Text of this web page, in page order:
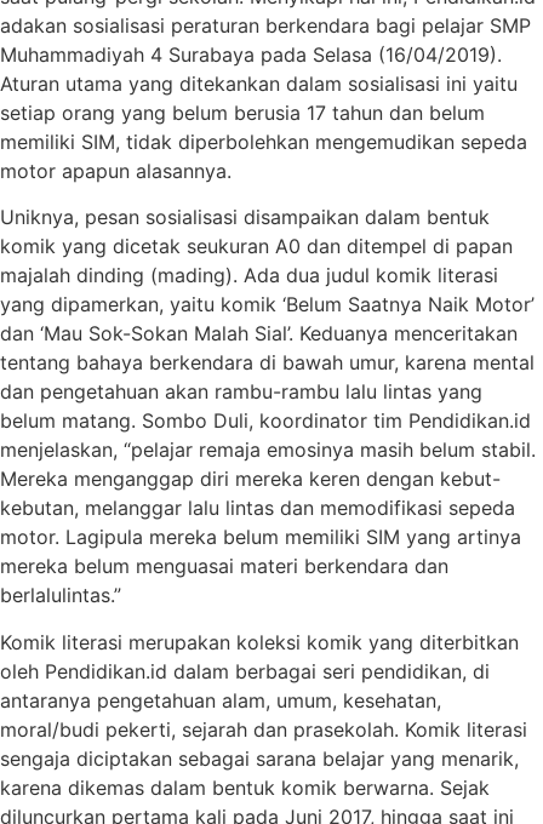
adakan sosialisasi peraturan berkendara bagi pelajar SMP
Muhammadiyah 4 Surabaya pada Selasa (16/04/2019).
Aturan utama yang ditekankan dalam sosialisasi ini yaitu
setiap orang yang belum berusia 17 tahun dan belum
memiliki SIM, tidak diperbolehkan mengemudikan sepeda
motor apapun alasannya.
Uniknya, pesan sosialisasi disampaikan dalam bentuk
komik yang dicetak seukuran A0 dan ditempel di papan
majalah dinding (mading). Ada dua judul komik literasi
yang dipamerkan, yaitu komik ‘Belum Saatnya Naik Motor’
dan ‘Mau Sok-Sokan Malah Sial’. Keduanya menceritakan
tentang bahaya berkendara di bawah umur, karena mental
dan pengetahuan akan rambu-rambu lalu lintas yang
belum matang. Sombo Duli, koordinator tim Pendidikan.id
menjelaskan, “pelajar remaja emosinya masih belum stabil.
Mereka menganggap diri mereka keren dengan kebut-
kebutan, melanggar lalu lintas dan memodifikasi sepeda
motor. Lagipula mereka belum memiliki SIM yang artinya
mereka belum menguasai materi berkendara dan
berlalulintas.”
Komik literasi merupakan koleksi komik yang diterbitkan
oleh Pendidikan.id dalam berbagai seri pendidikan, di
antaranya pengetahuan alam, umum, kesehatan,
moral/budi pekerti, sejarah dan prasekolah. Komik literasi
sengaja diciptakan sebagai sarana belajar yang menarik,
karena dikemas dalam bentuk komik berwarna. Sejak
diluncurkan pertama kali pada Juni 2017, hingga saat ini